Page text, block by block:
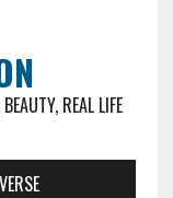
REAL LIFE